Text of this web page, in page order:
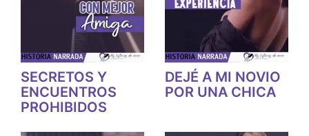
SECRETOS Y
ENCUENTROS
PROHIBIDOS
DEJÉ A MI NOVIO
POR UNA CHICA